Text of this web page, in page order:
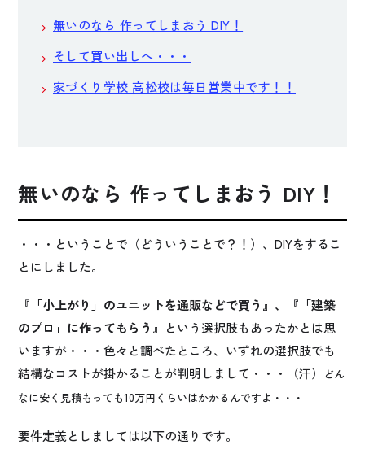
無いのなら 作ってしまおう DIY！
そして買い出しへ・・・
家づくり学校 高松校は毎日営業中です！！
無いのなら 作ってしまおう DIY！
・・・ということで（どういうことで？！）、DIYをするこ
とにしました。
『「小上がり」のユニットを通販などで買う』、『「建築
のプロ」に作ってもらう』 という選択肢もあったかとは思
いますが・・・色々と調べたところ、いずれの選択肢でも
結構なコストが掛かることが判明しまして・・・（汗）
どん
なに安く見積もっても10万円くらいはかかるんですよ・・・
要件定義としましては以下の通りです。